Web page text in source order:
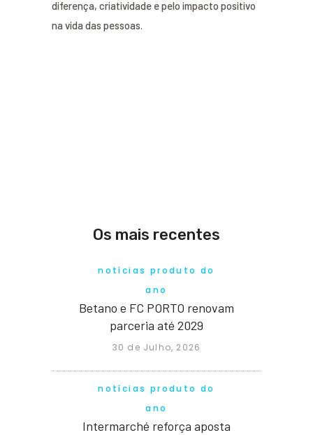
diferença, criatividade e pelo impacto positivo
na vida das pessoas.
Os mais recentes
notícias produto do
ano
Betano e FC PORTO renovam
parceria até 2029
30 de Julho, 2026
notícias produto do
ano
Intermarché reforça aposta